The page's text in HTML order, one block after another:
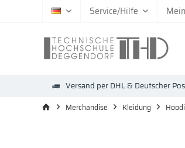
Service/Hilfe
Versand per DHL & Deutscher
Merchandise Kleidung